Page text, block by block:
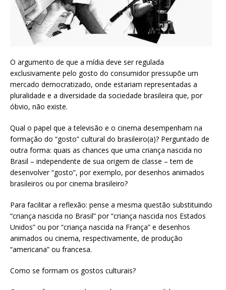
O argumento de que a mídia deve ser regulada
exclusivamente pelo gosto do consumidor pressupõe um
mercado democratizado, onde estariam representadas a
pluralidade e a diversidade da sociedade brasileira que, por
óbvio, não existe.
Qual o papel que a televisão e o cinema desempenham na
formação do “gosto” cultural do brasileiro(a)? Perguntado de
outra forma: quais as chances que uma criança nascida no
Brasil – independente de sua origem de classe – tem de
desenvolver “gosto”, por exemplo, por desenhos animados
brasileiros ou por cinema brasileiro?
Para facilitar a reflexão: pense a mesma questão substituindo
“criança nascida no Brasil” por “criança nascida nos Estados
Unidos” ou por “criança nascida na França” e desenhos
animados ou cinema, respectivamente, de produção
“americana” ou francesa.
Como se formam os gostos culturais?